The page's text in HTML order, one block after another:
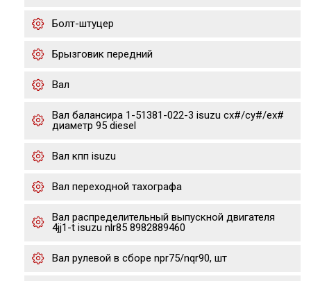
Болт-штуцер
Брызговик передний
Вал
Вал балансира 1-51381-022-3 isuzu cx#/cy#/ex#
диаметр 95 diesel
Вал кпп isuzu
Вал переходной тахографа
Вал распределительный выпускной двигателя
4jj1-t isuzu nlr85 8982889460
Вал рулевой в сборе npr75/nqr90, шт